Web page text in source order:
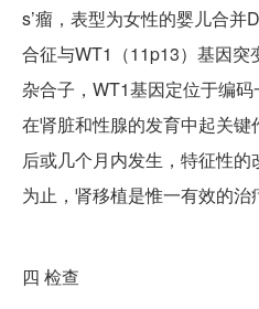
s’瘤，表型为女性的婴儿合
合征与WT1（11p13）基因
杂合子，WT1基因定位于编
在肾脏和性腺的发育中起关
后或几个月内发生，特征性
为止，肾移植是惟一有效的治
四 检查